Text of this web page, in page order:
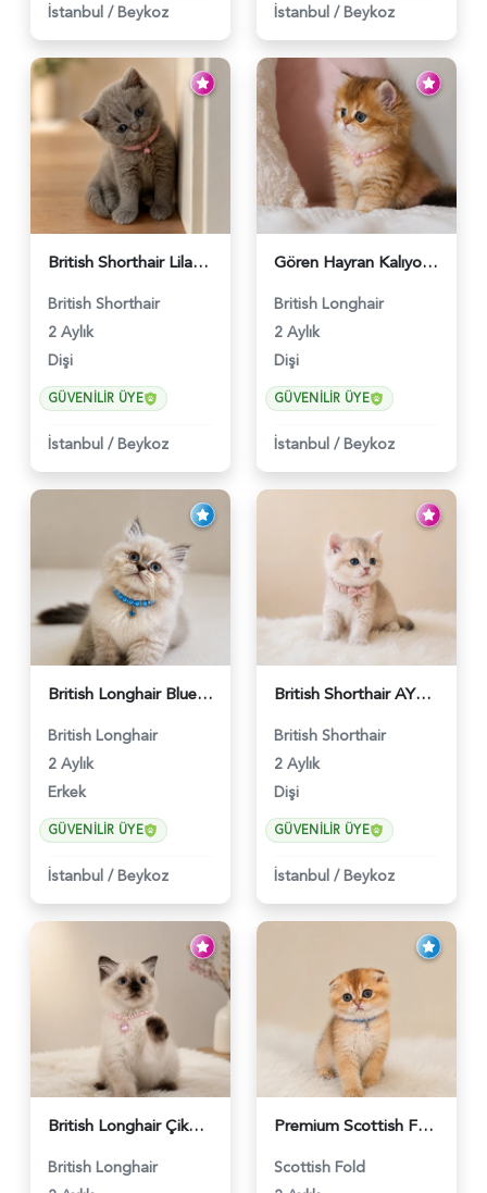
İstanbul / Beykoz İstanbul / Beykoz
British Shorthair Lilac Dişi Tatlı Kızımız - 5236
British Shorthair
2 Aylık
Dişi
GÜVENILIR ÜYE
İstanbul / Beykoz
Gören Hayran Kalıyor! British Longhair Golden Dişi - 6345
British Longhair
2 Aylık
Dişi
GÜVENILIR ÜYE
İstanbul / Beykoz
British Longhair Blue Point Erkek Pofuduk Yavrumuz - 6348
British Longhair
2 Aylık
Erkek
GÜVENILIR ÜYE
İstanbul / Beykoz
British Shorthair AY12 Güzel Kızımız - 6349
British Shorthair
2 Aylık
Dişi
GÜVENILIR ÜYE
İstanbul / Beykoz
British Longhair Çikolatalı Sütlü Dişi Yavrumuz - 6347
British Longhair
Premium Scottish Fold Golden Yavru - 6400
Scottish Fold